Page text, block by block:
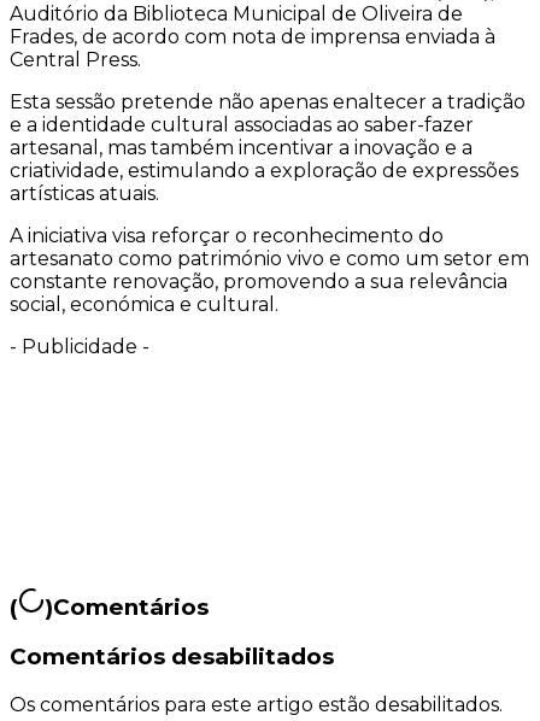
Auditório da Biblioteca Municipal de Oliveira de
Frades, de acordo com nota de imprensa enviada à
Central Press.
Esta sessão pretende não apenas enaltecer a tradição
e a identidade cultural associadas ao saber-fazer
artesanal, mas também incentivar a inovação e a
criatividade, estimulando a exploração de expressões
artísticas atuais.
A iniciativa visa reforçar o reconhecimento do
artesanato como património vivo e como um setor em
constante renovação, promovendo a sua relevância
social, económica e cultural.
- Publicidade -
( )Comentários
Comentários desabilitados
Os comentários para este artigo estão desabilitados.